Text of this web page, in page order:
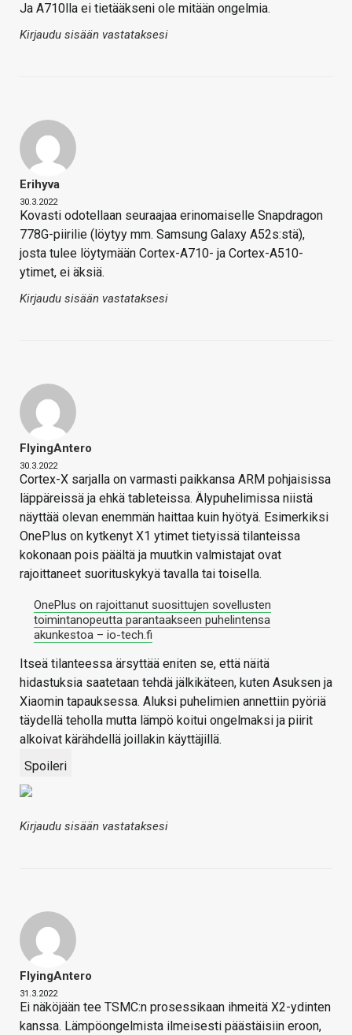
Ja A710lla ei tietääkseni ole mitään ongelmia.
Kirjaudu sisään vastataksesi
Erihyva
30.3.2022
Kovasti odotellaan seuraajaa erinomaiselle Snapdragon
778G-piirilie (löytyy mm. Samsung Galaxy A52s:stä),
josta tulee löytymään Cortex-A710- ja Cortex-A510-
ytimet, ei äksiä.
Kirjaudu sisään vastataksesi
FlyingAntero
30.3.2022
Cortex-X sarjalla on varmasti paikkansa ARM pohjaisissa
läppäreissä ja ehkä tableteissa. Älypuhelimissa niistä
näyttää olevan enemmän haittaa kuin hyötyä. Esimerkiksi
OnePlus on kytkenyt X1 ytimet tietyissä tilanteissa
kokonaan pois päältä ja muutkin valmistajat ovat
rajoittaneet suorituskykyä tavalla tai toisella.
OnePlus on rajoittanut suosittujen sovellusten
toimintanopeutta parantaakseen puhelintensa
akunkestoa – io-tech.fi
Itseä tilanteessa ärsyttää eniten se, että näitä
hidastuksia saatetaan tehdä jälkikäteen, kuten Asuksen ja
Xiaomin tapauksessa. Aluksi puhelimien annettiin pyöriä
täydellä teholla mutta lämpö koitui ongelmaksi ja piirit
alkoivat kärähdellä joillakin käyttäjillä.
Spoileri
Kirjaudu sisään vastataksesi
FlyingAntero
31.3.2022
Ei näköjään tee TSMC:n prosessikaan ihmeitä X2-ydinten
kanssa. Lämpöongelmista ilmeisesti päästäisiin eroon,